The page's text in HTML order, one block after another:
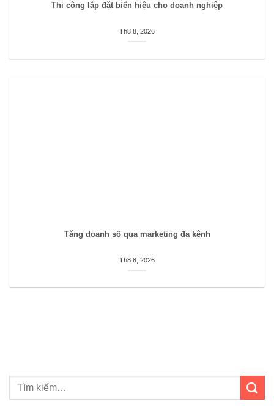
Thi công lắp đặt biển hiệu cho doanh nghiệp
Th8 8, 2026
Tăng doanh số qua marketing đa kênh
Th8 8, 2026